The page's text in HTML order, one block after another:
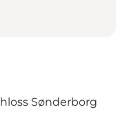
Sønderborg